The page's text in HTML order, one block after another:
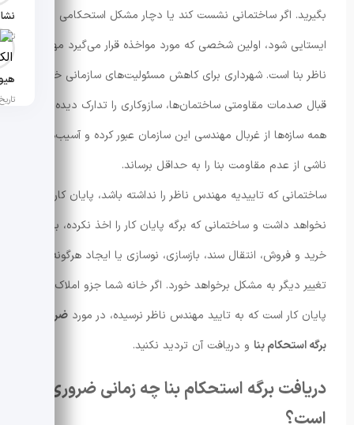
تاریخ
تاریخ
بگیرید. اگر ساختمانی نشست کند یا دچار مشکل استحکامی و
ایستایی شود، اولین شخصی که مورد مواخذه قرار می‌گیرد مهندس
ناظر بنا است. شهرداری برای کاهش مسئولیت‌های سازمانی خود در
قبال صدمات مقاومتی ساختمان‌ها، سازوکاری را تدارک دیده تا
همه سازه‌ها از غربال مهندسی این سازمان عبور کرده و آسیب‌های
ناشی از عدم مقاومت بنا را به حداقل برساند.
ساختمانی که تاییدیه مهندس ناظر را نداشته باشد، پایان کار
نخواهد داشت و ساختمانی که برگه پایان کار را اخذ نکرده، برای
خرید و فروش، انتقال سند، بازسازی، نوسازی یا ایجاد هرگونه
تغییر دیگر به مشکل برخواهد خورد. اگر خانه شما جزو املاک فاقد
پایان کار است که به تایید مهندس ناظر نرسیده، در مورد ضرورت
برگه استحکام بنا و دریافت آن تردید نکنید.
دریافت برگه استحکام بنا چه زمانی ضروری
است؟